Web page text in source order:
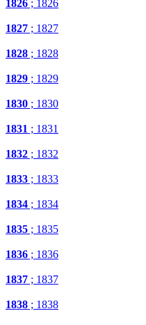
1826 ; 1826
1827 ; 1827
1828 ; 1828
1829 ; 1829
1830 ; 1830
1831 ; 1831
1832 ; 1832
1833 ; 1833
1834 ; 1834
1835 ; 1835
1836 ; 1836
1837 ; 1837
1838 ; 1838